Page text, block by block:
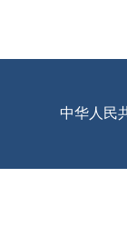
中华人民